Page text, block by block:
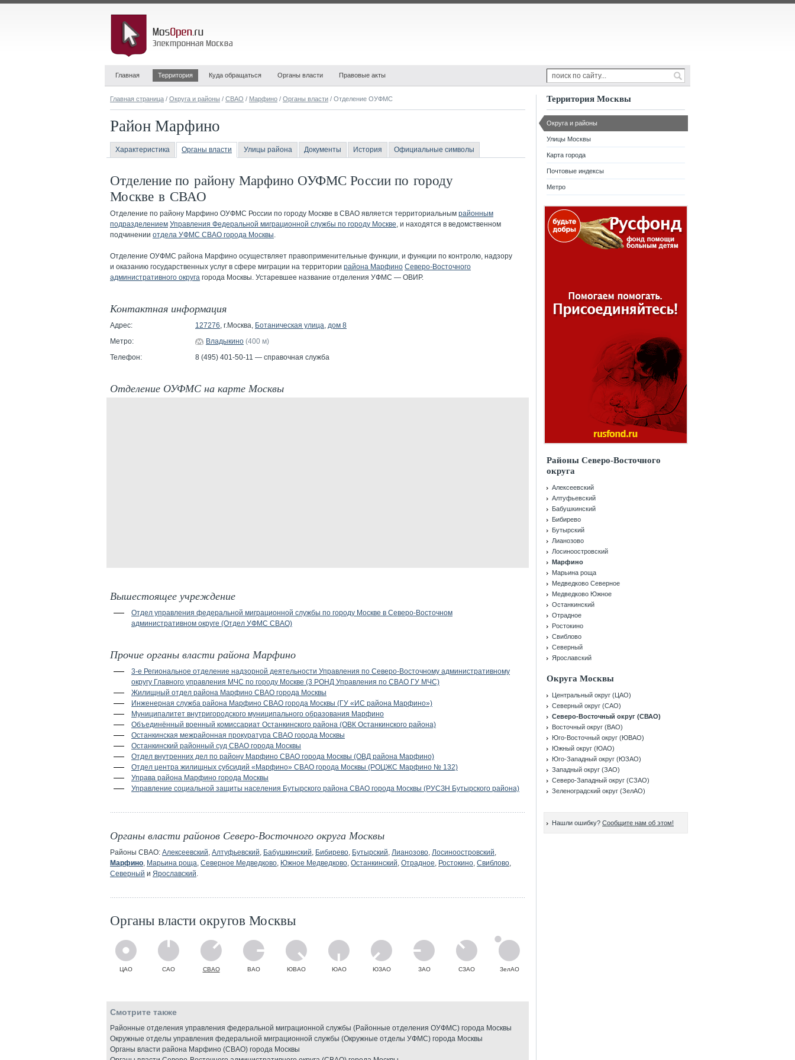
Главная Территория Куда обращаться Органы власти Правовые акты
Главная страница / Округа и районы / СВАО / Марфино / Органы власти / Отделение ОУФМС
Район Марфино
Характеристика Органы власти Улицы района Документы История Официальные символы
Отделение по району Марфино ОУФМС России по городу
Москве в СВАО
Отделение по району Марфино ОУФМС России по городу Москве в СВАО является территориальным районным
подразделением Управления Федеральной миграционной службы по городу Москве, и находятся в ведомственном
подчинении отдела УФМС СВАО города Москвы.
Отделение ОУФМС района Марфино осуществляет правоприменительные функции, и функции по контролю, надзору
и оказанию государственных услуг в сфере миграции на территории района Марфино Северо-Восточного
административного округа города Москвы. Устаревшее название отделения УФМС — ОВИР.
Контактная информация
Адрес: 127276, г.Москва, Ботаническая улица, дом 8
Метро:
Владыкино (400 м)
Телефон:
8 (495) 401-50-11 — справочная служба
Отделение ОУФМС на карте Москвы
Вышестоящее учреждение
Отдел управления федеральной миграционной службы по городу Москве в Северо-Восточном
административном округе (Отдел УФМС СВАО)
Прочие органы власти района Марфино
3-е Региональное отделение надзорной деятельности Управления по Северо-Восточному административному
округу Главного управления МЧС по городу Москве (3 РОНД Управления по СВАО ГУ МЧС)
Жилищный отдел района Марфино СВАО города Москвы
Инженерная служба района Марфино СВАО города Москвы (ГУ «ИС района Марфино»)
Муниципалитет внутригородского муниципального образования Марфино
Объединённый военный комиссариат Останкинского района (ОВК Останкинского района)
Останкинская межрайонная прокуратура СВАО города Москвы
Останкинский районный суд СВАО города Москвы
Отдел внутренних дел по району Марфино СВАО города Москвы (ОВД района Марфино)
Отдел центра жилищных субсидий «Марфино» СВАО города Москвы (РОЦЖС Марфино № 132)
Управа района Марфино города Москвы
Управление социальной защиты населения Бутырского района СВАО города Москвы (РУСЗН Бутырского района)
Органы власти районов Северо-Восточного округа Москвы
Районы СВАО: Алексеевский, Алтуфьевский, Бабушкинский, Бибирево, Бутырский, Лианозово, Лосиноостровский,
Марфино, Марьина роща, Северное Медведково, Южное Медведково, Останкинский, Отрадное, Ростокино, Свиблово,
Северный и Ярославский.
Органы власти округов Москвы
ЦАО САО СВАО ВАО ЮВАО ЮАО ЮЗАО ЗАО СЗАО ЗелАО
Смотрите также
Районные отделения управления федеральной миграционной службы (Районные отделения ОУФМС) города Москвы
Окружные отделы управления федеральной миграционной службы (Окружные отделы УФМС) города Москвы
Органы власти района Марфино (СВАО) города Москвы
Территория Москвы
Округа и районы
Улицы Москвы
Карта города
Почтовые индексы
Метро
Районы Северо-Восточного
округа
Алексеевский
Алтуфьевский
Бабушкинский
Бибирево
Бутырский
Лианозово
Лосиноостровский
Марфино
Марьина роща
Медведково Северное
Медведково Южное
Останкинский
Отрадное
Ростокино
Свиблово
Северный
Ярославский
Округа Москвы
Центральный округ (ЦАО)
Северный округ (САО)
Северо-Восточный округ (СВАО)
Восточный округ (ВАО)
Юго-Восточный округ (ЮВАО)
Южный округ (ЮАО)
Юго-Западный округ (ЮЗАО)
Западный округ (ЗАО)
Северо-Западный округ (СЗАО)
Зеленоградский округ (ЗелАО)
Нашли ошибку? Сообщите нам об этом!